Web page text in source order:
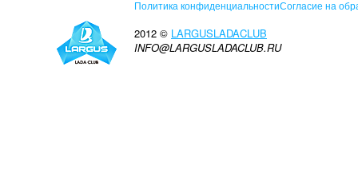
Политика конфиденциальностиСогласие на
2012 © LARGUSLADACLUB
INFO@LARGUSLADACLUB.RU